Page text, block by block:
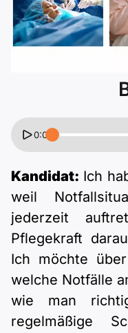
B1 Goethe
B1 ÖIF
B1 Pflege (telc)
B2 Goethe
B2 Pflege (telc)
Online-Kurse
Schulen & Kurse
Lebenslauf
Motivationsbriefe
0:00
Kandidat: Ich
weil
jederzeit
Pflegekraft
Ich möchte
welche Notfälle
wie man
regelmäßige